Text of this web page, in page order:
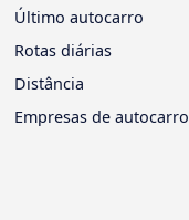
Último autocarro
Rotas diárias
Distância
Empresas de autocarro